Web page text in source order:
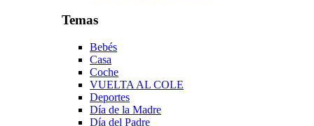
Temas
Bebés
Casa
Coche
VUELTA AL COLE
Deportes
Día de la Madre
Día del Padre